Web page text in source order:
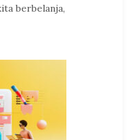
berbelanja,